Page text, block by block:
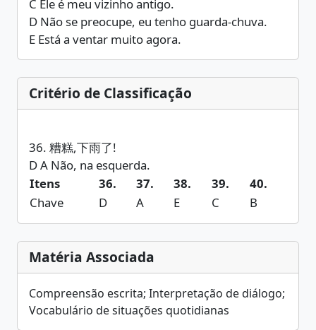
C Ele é meu vizinho antigo.
D Não se preocupe, eu tenho guarda-chuva.
E Está a ventar muito agora.
Critério de Classificação
36. 糟糕,下雨了!
Itens
36. 37. 38. 39.
40.
Chave
D A E C B
Matéria Associada
Compreensão escrita; Interpretação de diálogo;
Vocabulário de situações quotidianas